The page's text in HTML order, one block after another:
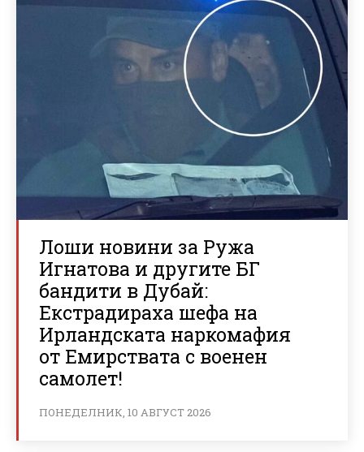
Лоши новини за Ружа
Игнатова и другите БГ
бандити в Дубай:
Екстрадираха шефа на
Ирландската наркомафия
от Емирствата с военен
самолет!
ПОНЕДЕЛНИК, 10 АВГУСТ 2026